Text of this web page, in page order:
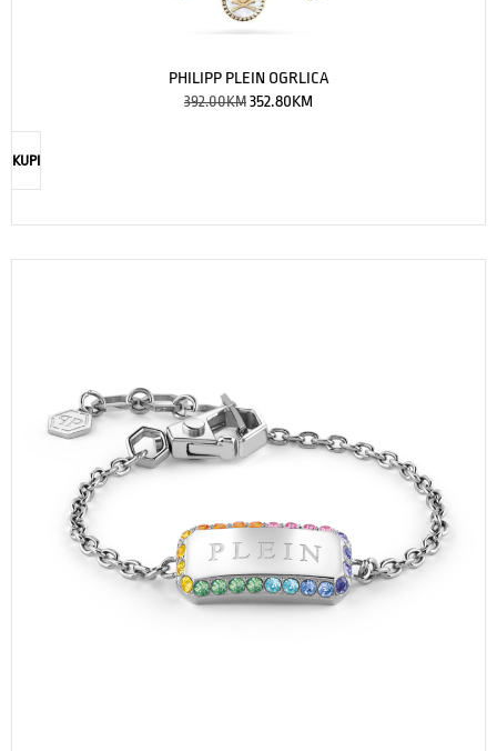
PHILIPP PLEIN OGRLICA
392.00KM352.80KM
KUPI